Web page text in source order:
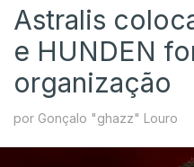
Astralis
e HUNDEN
organização
por Gonçalo "ghazz" Louro